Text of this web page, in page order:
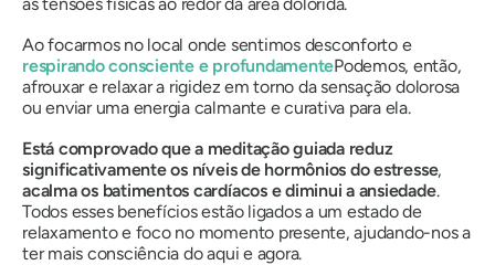
Ao focarmos no local onde sentimos desconforto e
respirando consciente e profundamentePodemos, então,
afrouxar e relaxar a rigidez em torno da sensação dolorosa
ou enviar uma energia calmante e curativa para ela.
Está comprovado que a meditação guiada reduz
significativamente os níveis de hormônios do estresse,
acalma os batimentos cardíacos e diminui a ansiedade.
Todos esses benefícios estão ligados a um estado de
relaxamento e foco no momento presente, ajudando-nos a
ter mais consciência do aqui e agora.